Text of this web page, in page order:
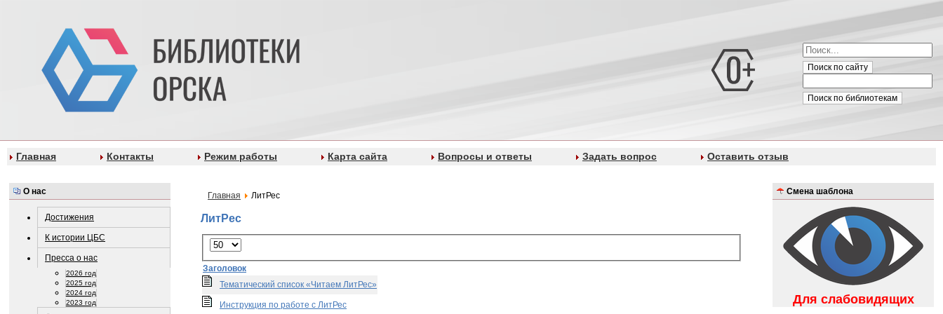
Поиск по сайту
Поиск по библиотекам
Главная Контакты Режим работы Карта сайта Вопросы и ответы Задать вопрос Оставить отзыв
О нас
Достижения
К истории ЦБС
Пресса о нас
2026 год
2025 год
2024 год
2023 год
Главная ЛитРес
ЛитРес
Заголовок
Тематический список «Читаем ЛитРес»
Инструкция по работе с ЛитРес
Смена шаблона
Для слабовидящих